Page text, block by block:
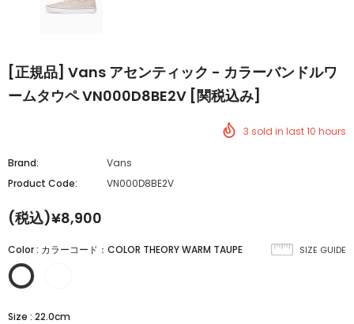
[正規品] Vans アセンティック - カラーバンドルワ
ームタウペ VN000D8BE2V [関税込み]
3 sold in last10 hours
Brand:
Vans
Product Code:
VN000D8BE2V
(税込)¥8,900
SIZE GUIDE
Color: カラーコード：COLOR THEORY WARM TAUPE
Size : 22.0cm